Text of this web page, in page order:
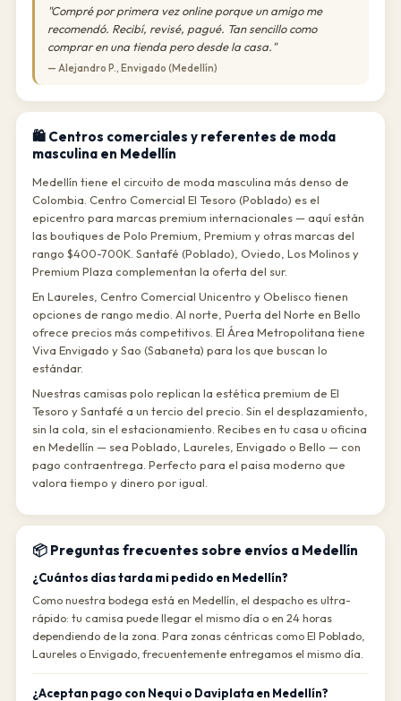
"Compré por primera vez online porque un amigo me
recomendó. Recibí, revisé, pagué. Tan sencillo como
comprar en una tienda pero desde la casa."
— Alejandro P., Envigado (Medellín)
🛍️ Centros comerciales y referentes de moda
masculina en Medellín
Medellín tiene el circuito de moda masculina más denso de
Colombia. Centro Comercial El Tesoro (Poblado) es el
epicentro para marcas premium internacionales — aquí están
las boutiques de Polo Premium, Premium y otras marcas del
rango $400-700K. Santafé (Poblado), Oviedo, Los Molinos y
Premium Plaza complementan la oferta del sur.
En Laureles, Centro Comercial Unicentro y Obelisco tienen
opciones de rango medio. Al norte, Puerta del Norte en Bello
ofrece precios más competitivos. El Área Metropolitana tiene
Viva Envigado y Sao (Sabaneta) para los que buscan lo
estándar.
Nuestras camisas polo replican la estética premium de El
Tesoro y Santafé a un tercio del precio. Sin el desplazamiento,
sin la cola, sin el estacionamiento. Recibes en tu casa u oficina
en Medellín — sea Poblado, Laureles, Envigado o Bello — con
pago contraentrega. Perfecto para el paisa moderno que
valora tiempo y dinero por igual.
📦 Preguntas frecuentes sobre envíos a Medellín
¿Cuántos días tarda mi pedido en Medellín?
Como nuestra bodega está en Medellín, el despacho es ultra-
rápido: tu camisa puede llegar el mismo día o en 24 horas
dependiendo de la zona. Para zonas céntricas como El Poblado,
Laureles o Envigado, frecuentemente entregamos el mismo día.
¿Aceptan pago con Nequi o Daviplata en Medellín?